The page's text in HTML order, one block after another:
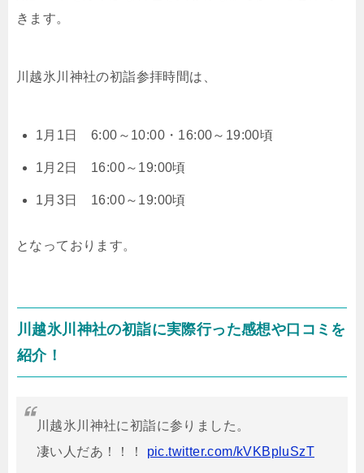
きます。
川越氷川神社の初詣参拝時間は、
1月1日 6:00～10:00・16:00～19:00頃
1月2日 16:00～19:00頃
1月3日 16:00～19:00頃
となっております。
川越氷川神社の初詣に実際行った感想や口コミを
紹介！
川越氷川神社に初詣に参りました。
凄い人だあ！！！ pic.twitter.com/kVKBpluSzT